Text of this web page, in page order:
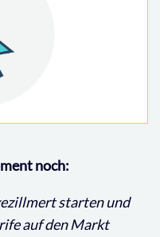
noch:
starten und
auf den Markt